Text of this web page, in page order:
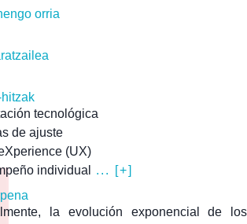
orria
tecnológica
de ajuste
(UX)
individual
... [+]
la evolución exponencial de